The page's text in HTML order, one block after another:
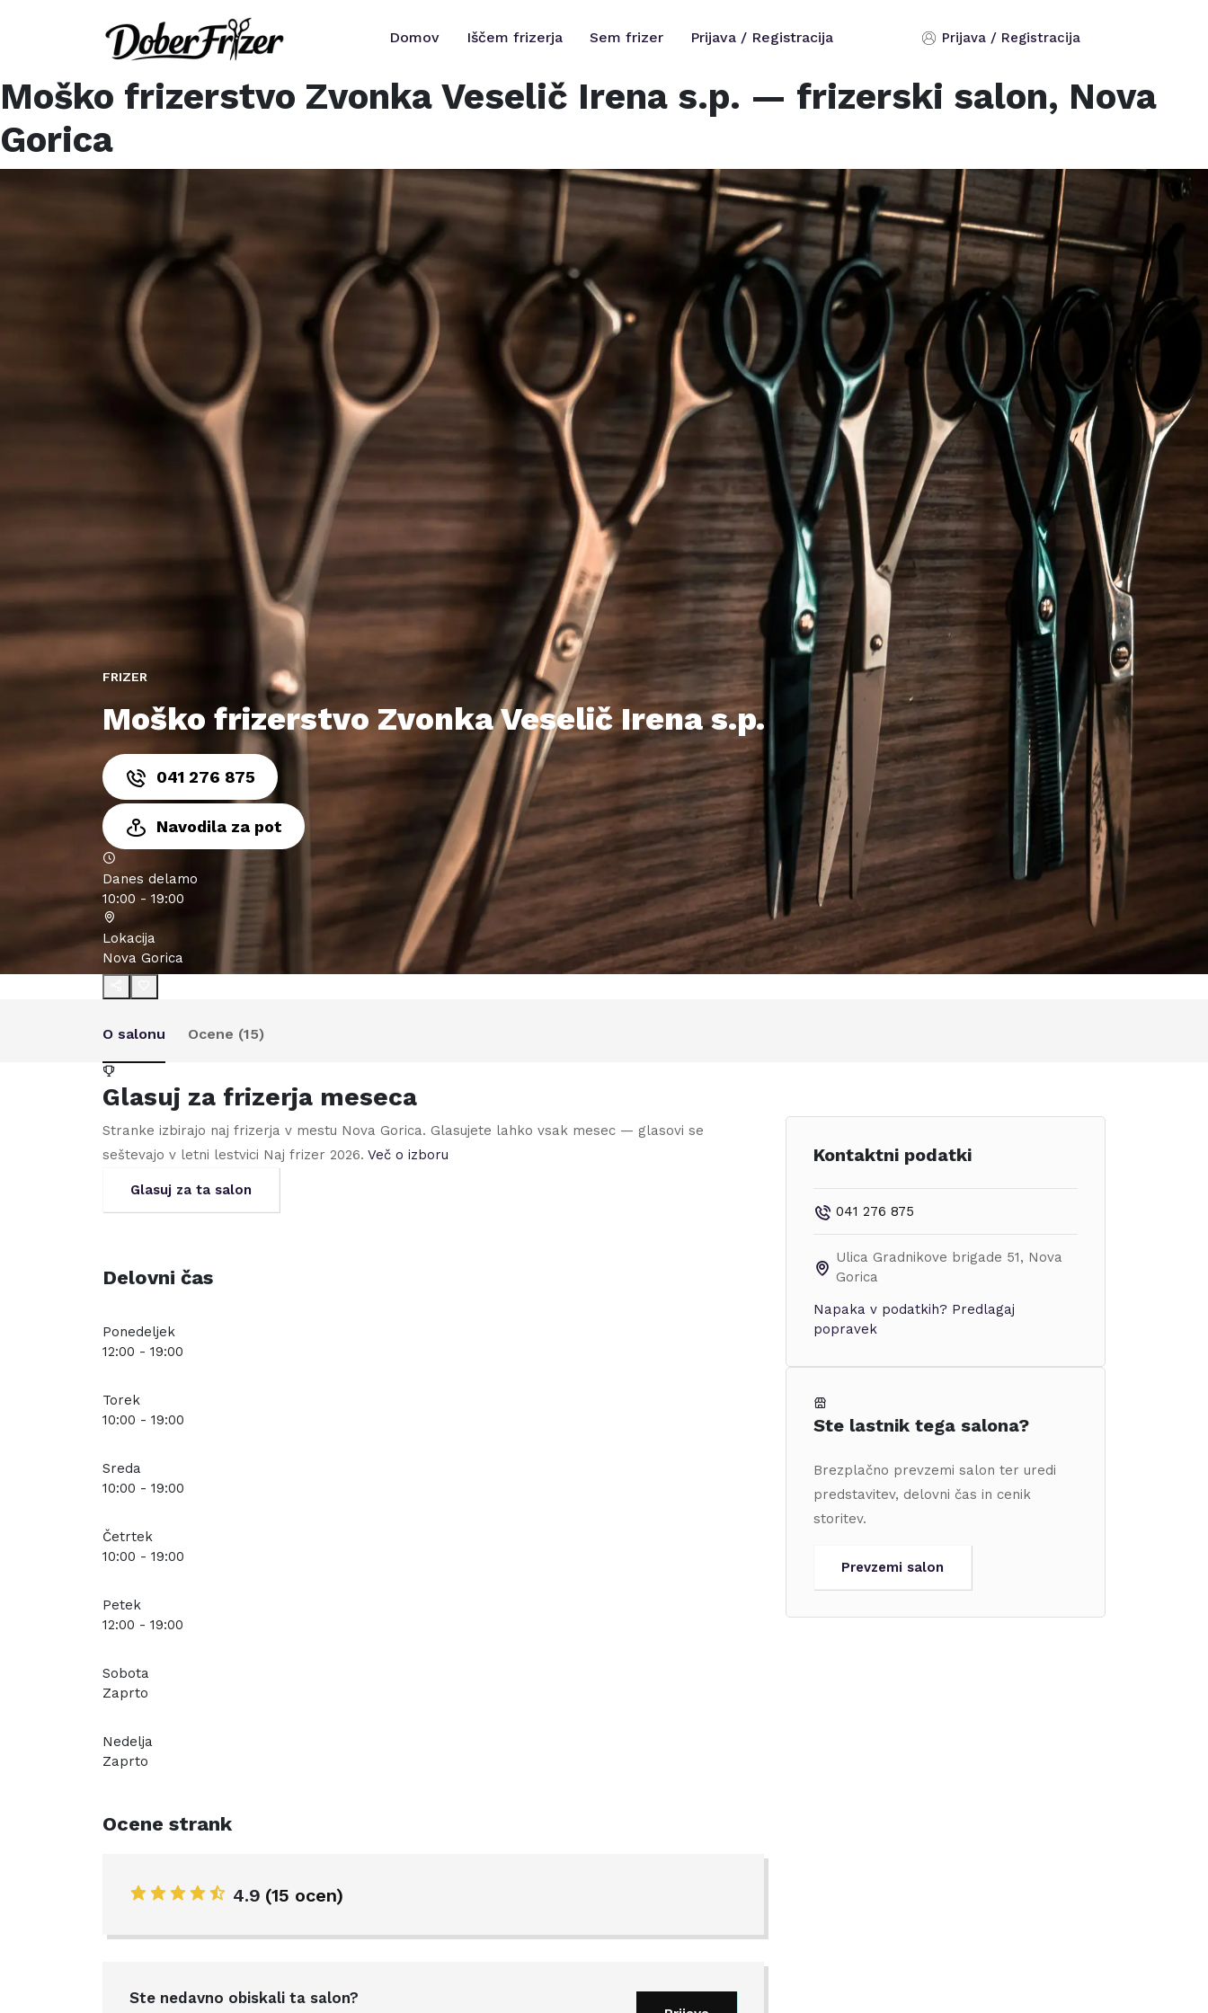
Domov Iščem frizerja Sem frizer Prijava / Registracija Prijava / Registracija
Moško frizerstvo Zvonka Veselič Irena s.p. — frizerski salon, Nova
Gorica
FRIZER
Moško frizerstvo Zvonka Veselič Irena s.p.
041 276 875
Navodila za pot
Danes delamo
10:00 - 19:00
Lokacija
Nova Gorica
O salonu Ocene (15)
Glasuj za frizerja meseca
Stranke izbirajo naj frizerja v mestu Nova Gorica. Glasujete lahko vsak mesec — glasovi se
seštevajo v letni lestvici Naj frizer 2026. Več o izboru
Glasuj za ta salon
Delovni čas
Ponedeljek
12:00 - 19:00
Torek
10:00 - 19:00
Sreda
10:00 - 19:00
Četrtek
10:00 - 19:00
Petek
12:00 - 19:00
Sobota
Zaprto
Nedelja
Zaprto
Ocene strank
4.9 (15 ocen)
Ste nedavno obiskali ta salon?
Kontaktni podatki
041 276 875
Ulica Gradnikove brigade 51, Nova
Gorica
Napaka v podatkih? Predlagaj
popravek
Ste lastnik tega salona?
Brezplačno prevzemi salon ter uredi
predstavitev, delovni čas in cenik
storitev.
Prevzemi salon